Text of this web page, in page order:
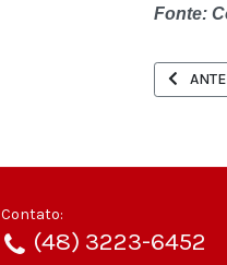
Fonte:
ARTIGO
Contato:
(48) 3223-6452